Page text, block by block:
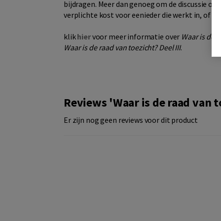
bijdragen. Meer dan genoeg om de discussie
verplichte kost voor eenieder die werkt in, of
klikhiervoor meer informatie over Waar is de
Waar is de raad van toezicht? Deel III.
Reviews 'Waar is de raad van
Er zijn nog geen reviews voor dit product